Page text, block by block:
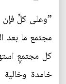
”وعلى كلٍّ
مجتمع ما بعد
كل مجتمعٍ
خامدة وخالية